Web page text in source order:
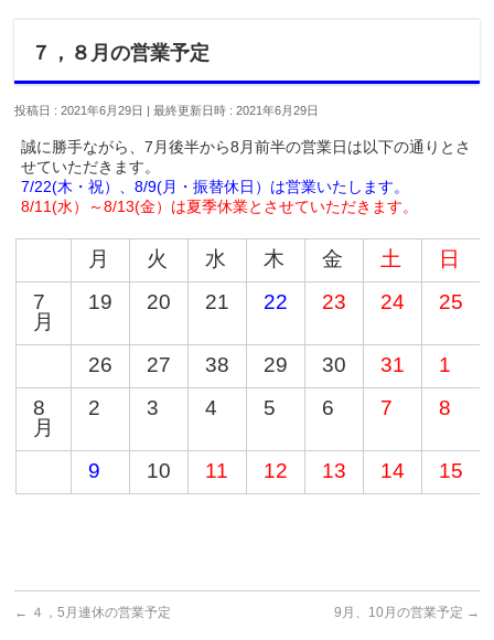
７，８月の営業予定
投稿日 : 2021年6月29日 最終更新日時 : 2021年6月29日
誠に勝手ながら、7月後半から8月前半の営業日は以下の通りとさ
せていただきます。
7/22(木・祝）、8/9(月・振替休日）は営業いたします。
8/11(水）～8/13(金）は夏季休業とさせていただきます。
月 火 水 木 金 土
日
7
月
19 20 21 22 23 24 25
26 27 38 29 30 31
1
8
月
2 3 4 5 6 7 8
9 10 11 12 13 14 15
← ４，5月連休の営業予定 9月、10月の営業予定 →